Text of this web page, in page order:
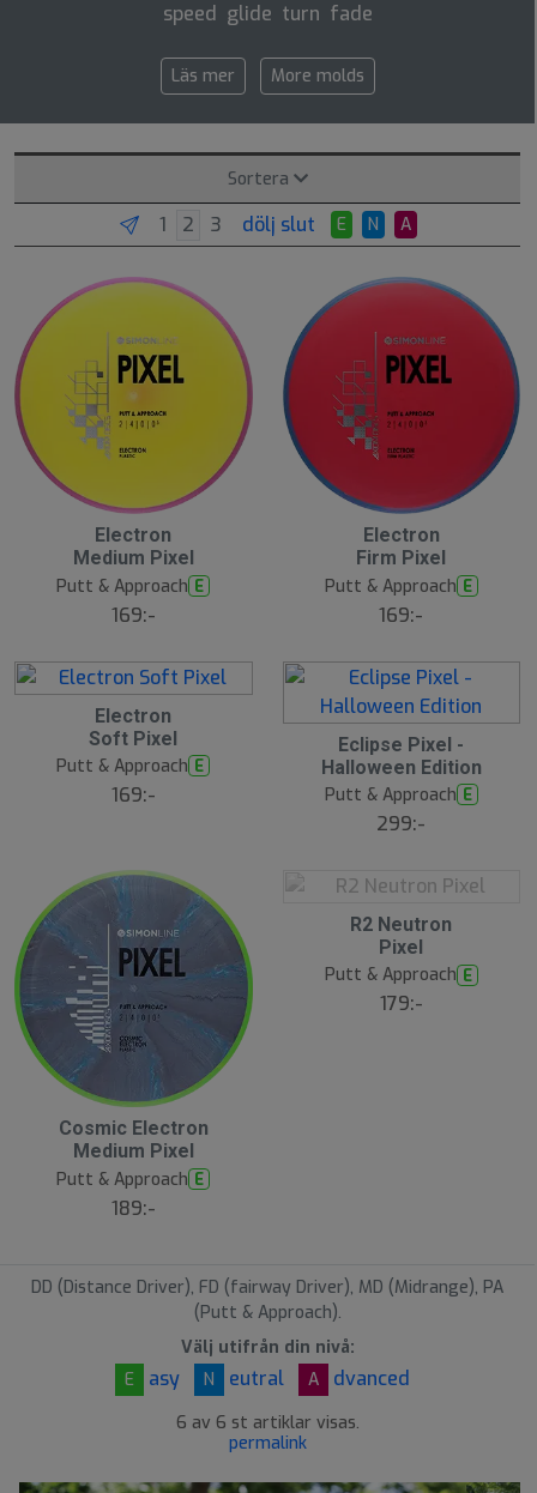
speed glide turn fade
Läs mer More molds
Sortera
dölj slut E N A
r
e
Electron
Medium Pixel
Putt & Approach E
169:-
Electron
Firm Pixel
Putt & Approach E
169:-
Electron
Soft Pixel
Putt & Approach E
169:-
Eclipse Pixel -
Halloween Edition
Putt & Approach E
299:-
Cosmic Electron
Medium Pixel
Putt & Approach E
189:-
R2 Neutron
Pixel
Putt & Approach E
179:-
DD (Distance Driver), FD (fairway Driver), MD (Midrange), PA
(Putt & Approach).
Välj utifrån din nivå:
E
asy N eutral A dvanced
6 av 6 st artiklar visas.
permalink